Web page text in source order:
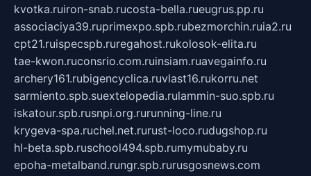
kvotka.ruiron-snab.rucosta-bella.rueugrus.pp.ru
associaciya39.ruprimexpo.spb.rubezmorchin.ruia2.ru
cpt21.ruispecspb.ruregahost.rukolosok-elita.ru
tae-kwon.ruconsrio.com.ruinsiam.ruavegainfo.ru
archery161.rubigencyclica.ruvlast16.rukorru.net
sarmiento.spb.suextelopedia.rulammin-suo.spb.ru
iskatour.spb.rusnpi.org.rurunning-line.ru
krygeva-spa.ruchel.net.rurust-loco.rudugshop.ru
hl-beta.spb.ruschool494.spb.rumymubaby.ru
epoha-metalband.rungr.spb.rurusgosnews.com